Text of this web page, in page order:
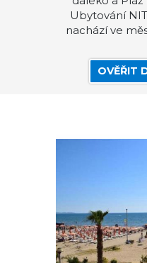
Ubytování
nachází ve
OVĚŘIT